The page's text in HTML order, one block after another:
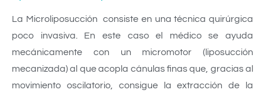
La Microliposucción consiste en una técnica quirúrgica
poco invasiva. En este caso el médico se ayuda
mecánicamente con un micromotor (liposucción
mecanizada) al que acopla cánulas finas que, gracias al
movimiento oscilatorio, consigue la extracción de la